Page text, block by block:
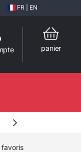
FR EN
panier